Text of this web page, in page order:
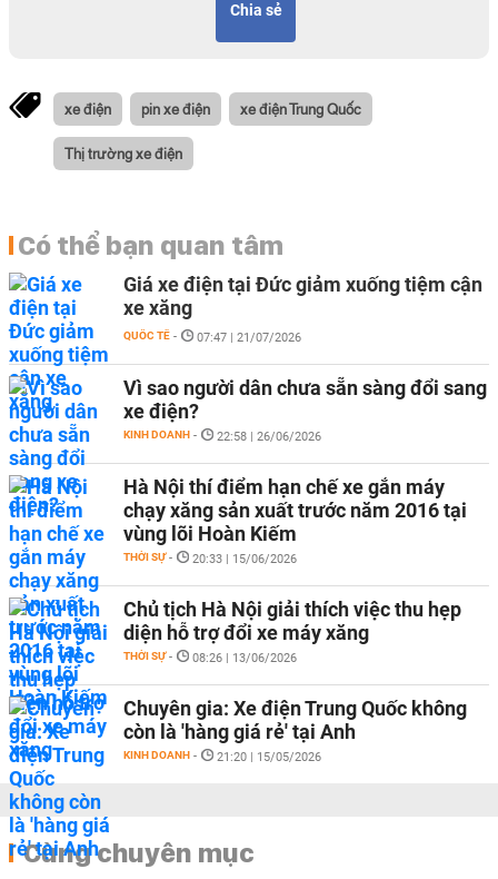
Chia sẻ
xe điện pin xe điện xe điện Trung Quốc
Thị trường xe điện
Có thể bạn quan tâm
Giá xe điện tại Đức giảm xuống tiệm cận
xe xăng
QUỐC TẾ - 07:47 | 21/07/2026
Vì sao người dân chưa sẵn sàng đổi sang
xe điện?
KINH DOANH - 22:58 | 26/06/2026
Hà Nội thí điểm hạn chế xe gắn máy
chạy xăng sản xuất trước năm 2016 tại
vùng lõi Hoàn Kiếm
THỜI SỰ - 20:33 | 15/06/2026
Chủ tịch Hà Nội giải thích việc thu hẹp
diện hỗ trợ đổi xe máy xăng
THỜI SỰ - 08:26 | 13/06/2026
Chuyên gia: Xe điện Trung Quốc không
còn là 'hàng giá rẻ' tại Anh
KINH DOANH - 21:20 | 15/05/2026
Cùng chuyên mục